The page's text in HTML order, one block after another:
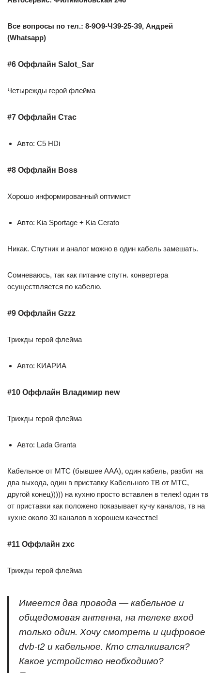
Все вопросы по тел.: 8-9О9-ЧЗ9-25-З9, Андрей
(Whatsapp)
#6 Оффлайн Salot_Sar
Четырежды герой флейма
#7 Оффлайн Стас
Авто: C5 HDi
#8 Оффлайн Boss
Хорошо информированный оптимист
Авто: Kia Sportage + Kia Cerato
Никак. Спутник и аналог можно в один кабель замешать.
Сомневаюсь, так как питание спутн. конвертера
осуществляется по кабелю.
#9 Оффлайн Gzzz
Трижды герой флейма
Авто: КИАРИА
#10 Оффлайн Владимир new
Трижды герой флейма
Авто: Lada Granta
Кабельное от МТС (бывшее ААА), один кабель, разбит на
два выхода, один в приставку Кабельного ТВ от МТС,
другой конец))))) на кухню просто вставлен в телек! один тв
от приставки как положено показывает кучу каналов, тв на
кухне около 30 каналов в хорошем качестве!
#11 Оффлайн zxc
Трижды герой флейма
Имеется два провода — кабельное и
общедомовая антенна, на телеке вход
только один. Хочу смотреть и цифровое
dvb-t2 и кабельное. Кто сталкивался?
Какое устройство необходимо?